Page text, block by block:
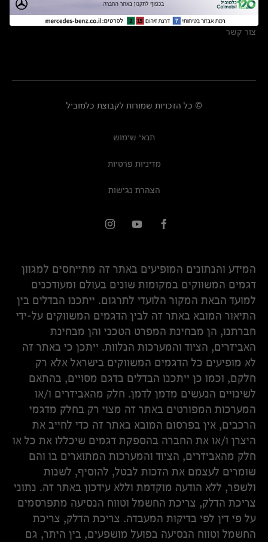
מרכזי שירות
צור קשר
© כל הזכויות שמורות לקבוצת כלמוביל
תנאי שימוש
מדיניות פרטיות
הצהרת נגישות
המידע והנתונים המופיעים באתר זה מתייחסים למגוון
דגמים המשווקים במקומות שונים בעולם ומעודכנים
למועד הבאת המקור הלועדי לתרגום. ייתכנו הבדלים בין
התיאור המובא באתר זה לבין הדגמים המשווקים על-ידי
חברתנו, הן מבחינת המפרט הטכני והן מבחינת
האביזרים, הציוד והמערכות הנלוות. ייתכן כי באתר זה
לא מופיעים כל הדגמים המשווקים בישראל אלא רק
חלקם, וכמו כן ייתכנו הבדלים בדגם מסויים, בהתאם
לשינויים הנעשים מדמן לדמן. חלק מהאביזרים ו/או
המערכות המפורטים באתר זה מצוי רק בחלק מדגמי
הרכבים, אין בפרסום המובא באתר זה כדי לחייב את
היצרן ו/או את החברה בהספקת דגמים שיכללו את כל או
חלק מהאביזרים, הציוד והמערכות המתוארים בו והם
שומרים לעצמם את הזכות לבטל, להוסיף, לשנות
ולשפר, ללא הודעה מוקדמת וללא עידכון באתר זה. נתוני
צריכת הדלק, צריכת החשמל וטווח הנסיעה מתפרסמים
על פי דין לפי בדיקות המעבדה. צריכת הדלק, צריכת
החשמל וטווח הנסיעה בפועל מושפעים, בין היתר, גם